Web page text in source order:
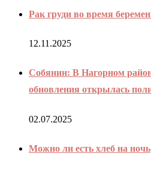
Рак груди во время
12.11.2025
Собянин: В Нагорном
обновления открылась
02.07.2025
Можно ли есть хлеб на ночь